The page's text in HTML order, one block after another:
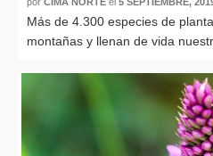
Más de 4.300 especies de
montañas y llenan de vida